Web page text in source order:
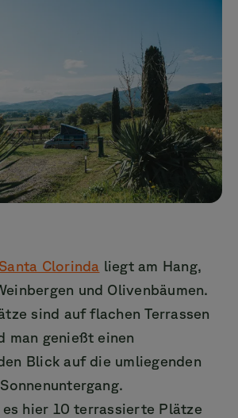
Clorinda liegt am Hang,
und Olivenbäumen.
sind auf flachen Terrassen
man genießt einen
Blick auf die umliegenden
hier 10 terrassierte Plätze